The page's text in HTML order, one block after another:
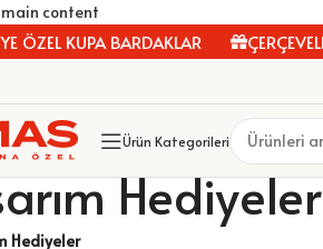
content
KUPA BARDAKLAR ÇERÇEVELER
Ürün Kategorileri
Hediyeler
Hediyeler